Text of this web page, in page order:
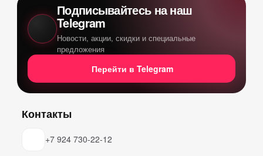
Подписывайтесь на наш
Telegram
Новости, акции, скидки и специальные
предложения
Перейти в Telegram
Контакты
+7 924 730-22-12